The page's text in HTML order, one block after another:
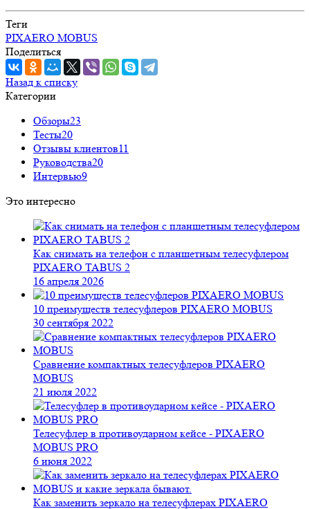
Теги
PIXAERO MOBUS
Поделиться
Назад к списку
Категории
Обзоры23
Тесты20
Отзывы клиентов11
Руководства20
Интервью9
Это интересно
Как снимать на телефон с планшетным телесуфлером
PIXAERO TABUS 2
16 апреля 2026
10 преимуществ телесуфлеров PIXAERO MOBUS
30 сентября 2022
Сравнение компактных телесуфлеров PIXAERO
MOBUS
21 июля 2022
Телесуфлер в противоударном кейсе - PIXAERO
MOBUS PRO
6 июня 2022
Как заменить зеркало на телесуфлерах PIXAERO